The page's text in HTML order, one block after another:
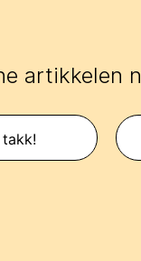
artikkelen